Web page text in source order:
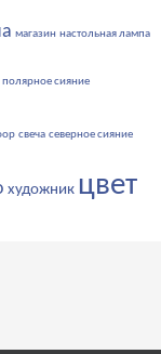
магазин настольная лампа
полярное сияние
свеча северное сияние
художник цвет